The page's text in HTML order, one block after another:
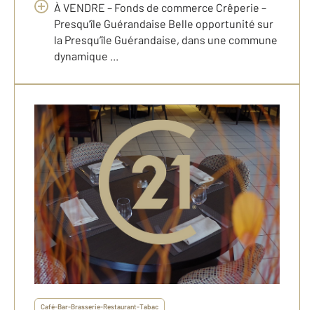
À VENDRE – Fonds de commerce Crêperie –
Presqu’île Guérandaise Belle opportunité sur
la Presqu’île Guérandaise, dans une commune
dynamique ...
Café-Bar-Brasserie-Restaurant-Tabac